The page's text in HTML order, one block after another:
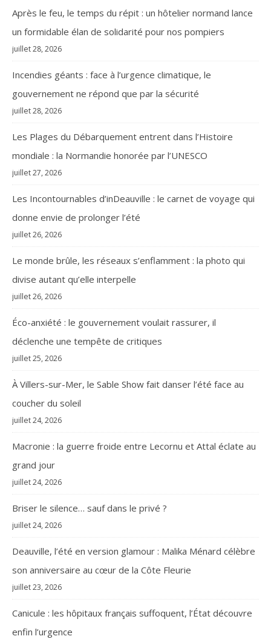
Après le feu, le temps du répit : un hôtelier normand lance
un formidable élan de solidarité pour nos pompiers
juillet 28, 2026
Incendies géants : face à l’urgence climatique, le
gouvernement ne répond que par la sécurité
juillet 28, 2026
Les Plages du Débarquement entrent dans l’Histoire
mondiale : la Normandie honorée par l’UNESCO
juillet 27, 2026
Les Incontournables d’inDeauville : le carnet de voyage qui
donne envie de prolonger l’été
juillet 26, 2026
Le monde brûle, les réseaux s’enflamment : la photo qui
divise autant qu’elle interpelle
juillet 26, 2026
Éco-anxiété : le gouvernement voulait rassurer, il
déclenche une tempête de critiques
juillet 25, 2026
À Villers-sur-Mer, le Sable Show fait danser l’été face au
coucher du soleil
juillet 24, 2026
Macronie : la guerre froide entre Lecornu et Attal éclate au
grand jour
juillet 24, 2026
Briser le silence… sauf dans le privé ?
juillet 24, 2026
Deauville, l’été en version glamour : Malika Ménard célèbre
son anniversaire au cœur de la Côte Fleurie
juillet 23, 2026
Canicule : les hôpitaux français suffoquent, l’État découvre
enfin l’urgence